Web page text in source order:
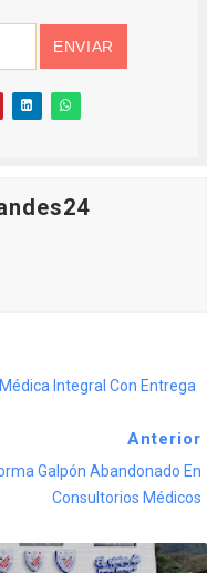
Integral Con Entrega
Anterior
Galpón Abandonado En
Consultorios Médicos